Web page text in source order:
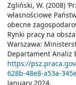
Zgliński, W. (2008)
własnościowe
obecne
Rynki pracy na
Warszawa:
Departament Analiz
https://
628b-48e8-a53a-
January 2024.